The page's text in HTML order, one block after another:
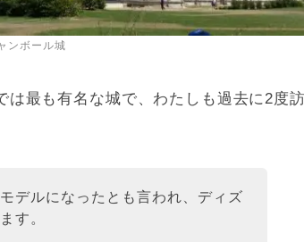
ンボール城
最も有名な城で、わたしも過去に2度
デルになったとも言われ、ディズ
す。